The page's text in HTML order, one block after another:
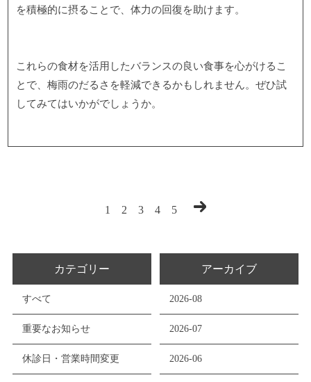
を積極的に摂ることで、体力の回復を助けます。
これらの食材を活用したバランスの良い食事を心がけるこ
とで、梅雨のだるさを軽減できるかもしれません。ぜひ試
してみてはいかがでしょうか。
1 2 3 4 5
カテゴリー
すべて
重要なお知らせ
休診日・営業時間変更
アーカイブ
2026-08
2026-07
2026-06